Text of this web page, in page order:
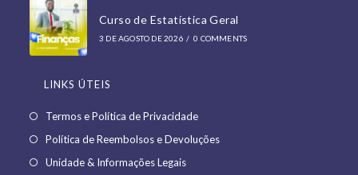
Curso de Estatística Geral
3 DE AGOSTO DE 2026 / 0 COMMENTS
LINKS ÚTEIS
Termos e Política de PrivacidadeOpens
in
Política de Reembolsos e DevoluçõesOpens
Unidade & Informações LegaisOpens